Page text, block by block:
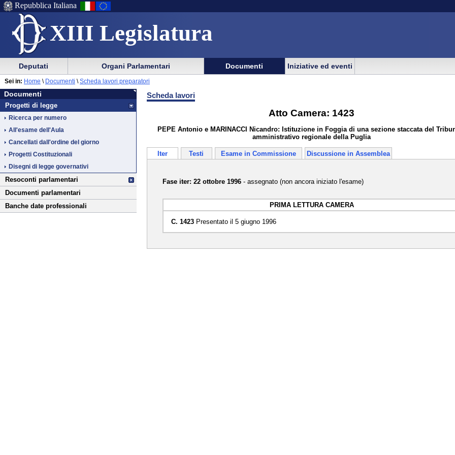
XIII Legislatura
Menu
di
ausilio
alla
navigazione
Menu
di
navigazione
principale
Repubblica Italiana
Menu
di
navigazione
principale
menu
di
sezione
Deputati Organi Parlamentari Documenti Iniziative ed eventi
Documenti
Vai
al
contenuto
Documenti
Progetti di legge
Ricerca per numero
All'esame dell'Aula
Cancellati dall'ordine del giorno
Progetti Costituzionali
Disegni di legge governativi
Resoconti parlamentari
Documenti parlamentari
Banche date professionali
Sei in: Home \ Documenti \ Scheda lavori preparatori
Scheda lavori
Atto Camera: 1423
PEPE Antonio e MARINACCI Nicandro: Istituzione in Foggia di una sezione staccata del
amministrativo regionale della Puglia
Iter Testi Esame in Commissione Discussione in Assemblea
Fase iter: 22 ottobre 1996- assegnato (non ancora iniziato l'esame)
PRIMA LETTURA CAMERA
C. 1423Presentato il 5 giugno 1996